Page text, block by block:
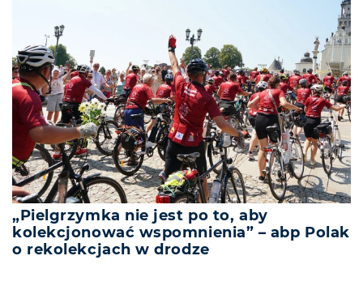
„Pielgrzymka nie jest po to, aby
kolekcjonować wspomnienia” – abp Polak
o rekolekcjach w drodze